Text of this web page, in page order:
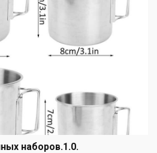
наборов.1.0.